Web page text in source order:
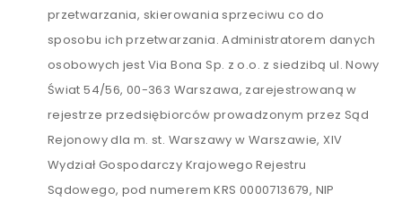
przetwarzania, skierowania sprzeciwu co do
sposobu ich przetwarzania. Administratorem danych
osobowych jest Via Bona Sp. z o.o. z siedzibą ul. Nowy
Świat 54/56, 00-363 Warszawa, zarejestrowaną w
rejestrze przedsiębiorców prowadzonym przez Sąd
Rejonowy dla m. st. Warszawy w Warszawie, XIV
Wydział Gospodarczy Krajowego Rejestru
Sądowego, pod numerem KRS 0000713679, NIP